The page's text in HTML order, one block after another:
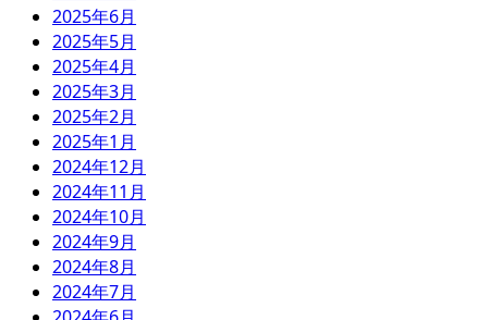
2025年6月
2025年5月
2025年4月
2025年3月
2025年2月
2025年1月
2024年12月
2024年11月
2024年10月
2024年9月
2024年8月
2024年7月